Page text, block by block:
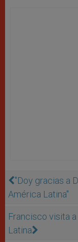
"Doy gracias a
América Latina"
Francisco visita
Latina